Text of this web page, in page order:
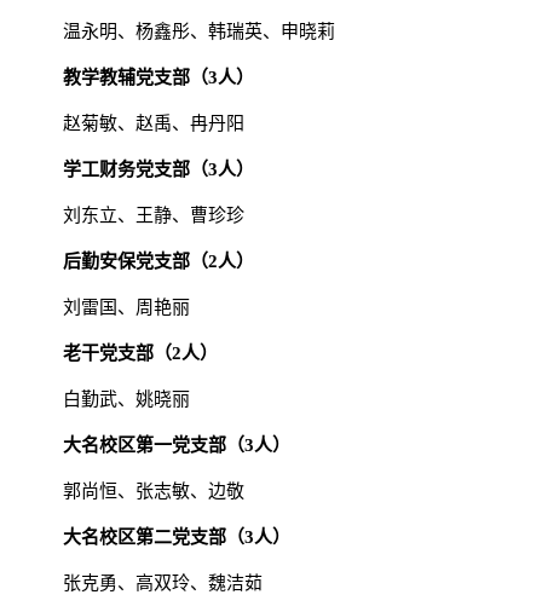
温永明、杨鑫彤、韩瑞英、申晓莉
教学教辅党支部（3人）
赵菊敏、赵禹、冉丹阳
学工财务党支部（3人）
刘东立、王静、曹珍珍
后勤安保党支部（2人）
刘雷国、周艳丽
老干党支部（2人）
白勤武、姚晓丽
大名校区第一党支部（3人）
郭尚恒、张志敏、边敬
大名校区第二党支部（3人）
张克勇、高双玲、魏洁茹